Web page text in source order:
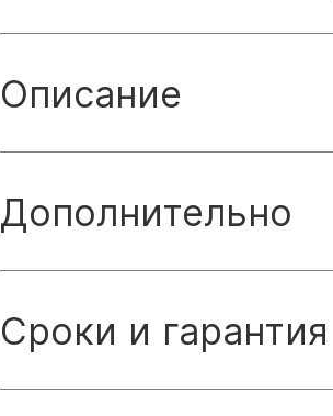
Описание
Дополнительно
Сроки и гарантия